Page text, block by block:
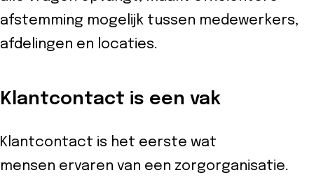
afstemming mogelijk tussen medewerkers,
afdelingen en locaties.
Klantcontact is een vak
Klantcontact is het eerste wat
mensen ervaren van een zorgorganisatie.